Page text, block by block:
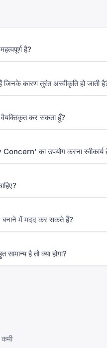
है?
कारण तुरंत अस्वीकृति हो जाती
कर सकता हूँ?
का उपयोग करना स्वीकार्य
बनाने में मदद कर सकते हैं?
है तो क्या होगा?
कमी